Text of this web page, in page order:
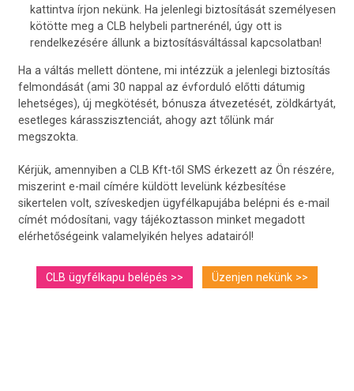
kattintva írjon nekünk. Ha jelenlegi biztosítását személyesen
kötötte meg a CLB helybeli partnerénél, úgy ott is
rendelkezésére állunk a biztosításváltással kapcsolatban!
Ha a váltás mellett döntene, mi intézzük a jelenlegi biztosítás
felmondását (ami 30 nappal az évforduló előtti dátumig
lehetséges), új megkötését, bónusza átvezetését, zöldkártyát,
esetleges kárasszisztenciát, ahogy azt tőlünk már
megszokta.
Kérjük, amennyiben a CLB Kft-től SMS érkezett az Ön részére,
miszerint e-mail címére küldött levelünk kézbesítése
sikertelen volt, szíveskedjen ügyfélkapujába belépni és e-mail
címét módosítani, vagy tájékoztasson minket megadott
elérhetőségeink valamelyikén helyes adatairól!
CLB ügyfélkapu belépés >> Üzenjen nekünk >>